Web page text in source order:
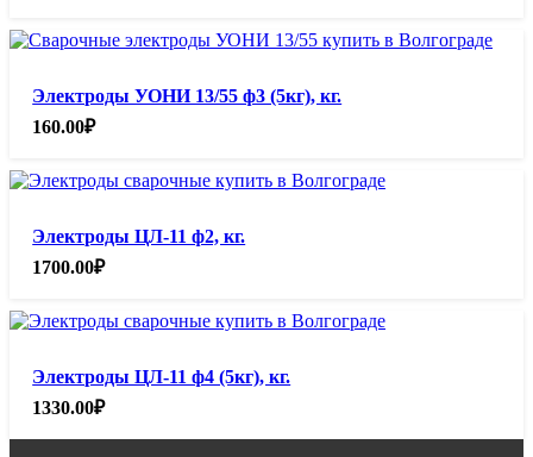
Электроды УОНИ 13/55 ф3 (5кг), кг.
160.00₽
Электроды ЦЛ-11 ф2, кг.
1700.00₽
Электроды ЦЛ-11 ф4 (5кг), кг.
1330.00₽